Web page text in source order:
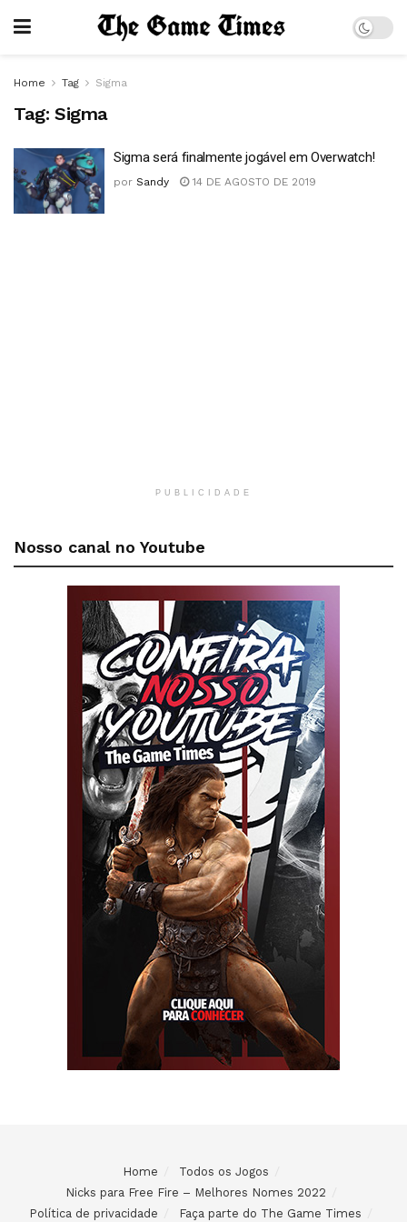
Home Tag Sigma
Tag: Sigma
Sigma será finalmente jogável em Overwatch!
por Sandy 14 DE AGOSTO DE 2019
PUBLICIDADE
Nosso canal no Youtube
Home
Todos os Jogos
Nicks para Free Fire – Melhores Nomes 2022
Política de privacidade
Faça parte do The Game Times